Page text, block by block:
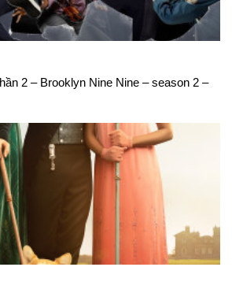
2 – Brooklyn Nine Nine – season 2 –